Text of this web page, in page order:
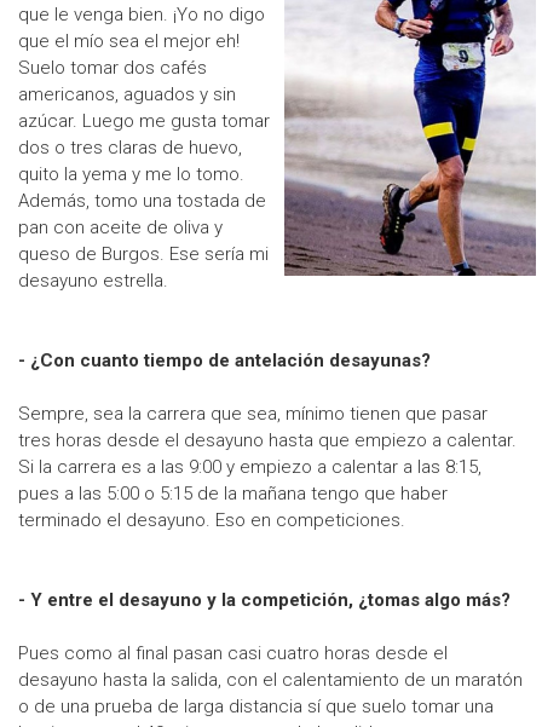
que le venga bien. ¡Yo no digo
que el mío sea el mejor eh!
Suelo tomar dos cafés
americanos, aguados y sin
azúcar. Luego me gusta tomar
dos o tres claras de huevo,
quito la yema y me lo tomo.
Además, tomo una tostada de
pan con aceite de oliva y
queso de Burgos. Ese sería mi
desayuno estrella.
- ¿Con cuanto tiempo de antelación desayunas?
Sempre, sea la carrera que sea, mínimo tienen que pasar
tres horas desde el desayuno hasta que empiezo a calentar.
Si la carrera es a las 9:00 y empiezo a calentar a las 8:15,
pues a las 5:00 o 5:15 de la mañana tengo que haber
terminado el desayuno. Eso en competiciones.
- Y entre el desayuno y la competición, ¿tomas algo más?
Pues como al final pasan casi cuatro horas desde el
desayuno hasta la salida, con el calentamiento de un maratón
o de una prueba de larga distancia sí que suelo tomar una